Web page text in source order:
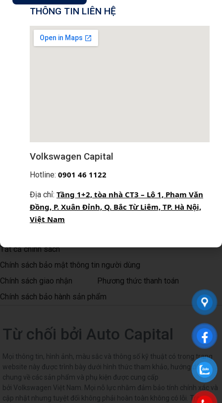
Lô 1, Phạm Văn Đồng, Phường Xuân Đỉnh, TP Hà Nội,
Việt Nam.
Showroom 1S: 18 Phạm Hùng, P. Từ Liêm,Tp. Hà Nội
Auto Capital
Bằng cách đăng ký, Quý khách xác nhận đã đọc, hiểu và đồng ý
với Chính sách quyền riêng tư của Auto Capital
Tất cả chính sách
Chính sách bảo mật thông tin người dùng
Chính sách giao nhận
Phương thức thanh toán
Chính sách bảo hành sản phẩm
Từ chối bởi Auto Capital
Mọi thông tin, hình ảnh, màu sắc và thông số kỹ thuật có trong trang
website này được trình bày dưới hình thức tham khảo, hướng dẫn
chung về các sản phẩm và phụ kiện được cung cấp
bởi Volkswagen Việt Nam. Mọi nỗ lực nhằm đảm bảo tính chính xác và
cập nhật nhưng tuyệt đối không phải hoàn toàn không có lỗi. Trong
THÔNG TIN LIÊN HỆ
Volkswagen Capital
Hotline: 0901 46 1122
Địa chỉ: Tầng 1+2, tòa nhà CT3 – Lô 1, Phạm Văn
Đồng, P. Xuân Đỉnh, Q. Bắc Từ Liêm, TP. Hà Nội,
Việt Nam